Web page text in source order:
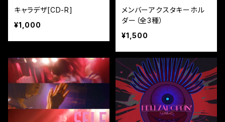
キャラデザ[CD-R]
¥1,000
メンバーアクスタキーホル
ダー（全3種）
¥1,500